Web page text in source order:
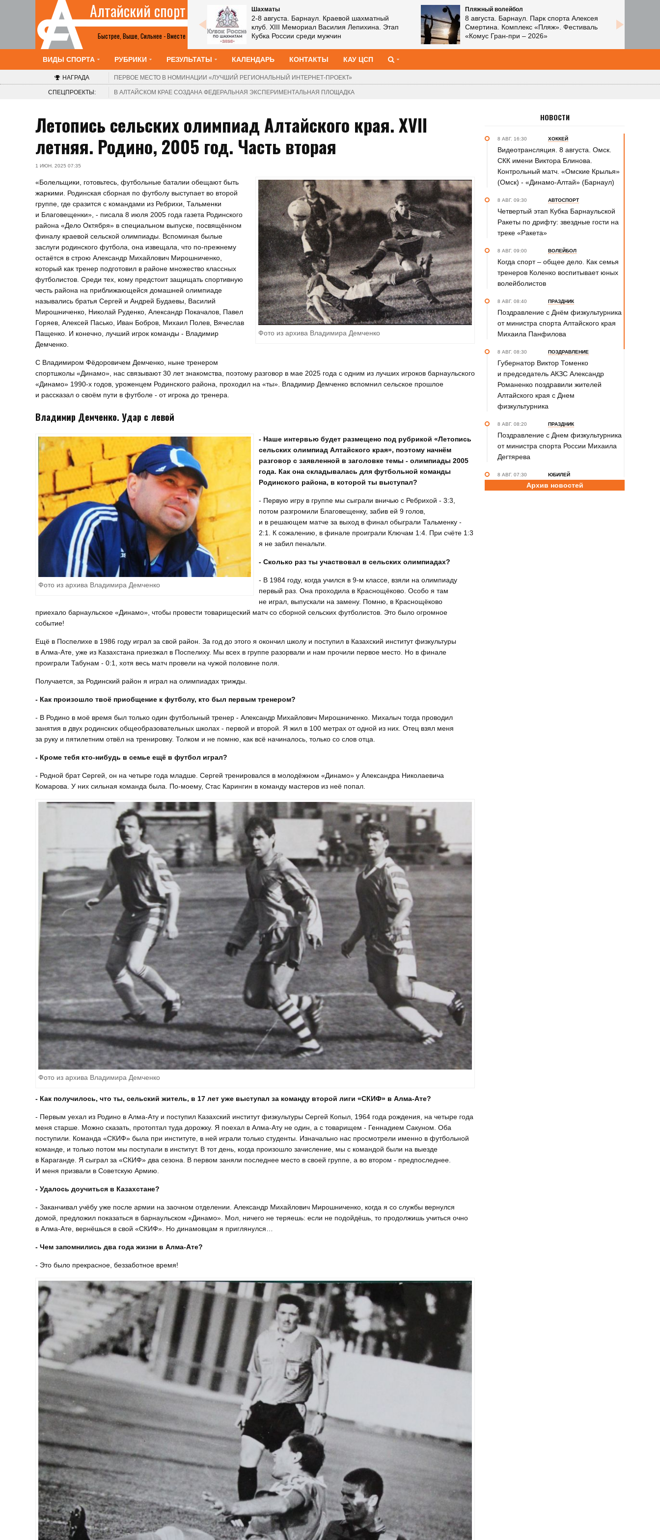
Быстрее, Выше, Сильнее - Вместе
Алтайский спорт
Шахматы
2-8 августа. Барнаул. Краевой шахматный
клуб. V турнир «Красоты Алтая». Этап Кубка
России среди женщин
Шахматы
2-8 августа. Барнаул. Краевой шахматный
клуб. XIII Мемориал Василия Лепихина. Этап
Кубка России среди мужчин
Пляжный волейбол
8 августа. Барнаул. Парк спорта Алексея
Смертина. Комплекс «Пляж». Фестиваль
«Комус Гран-при – 2026»
ВИДЫ СПОРТА РУБРИКИ РЕЗУЛЬТАТЫ КАЛЕНДАРЬ КОНТАКТЫ КАУ ЦСП
НАГРАДА ПЕРВОЕ МЕСТО В НОМИНАЦИИ «ЛУЧШИЙ РЕГИОНАЛЬНЫЙ ИНТЕРНЕТ-ПРОЕКТ»
СПЕЦПРОЕКТЫ: В АЛТАЙСКОМ КРАЕ СОЗДАНА ФЕДЕРАЛЬНАЯ ЭКСПЕРИМЕНТАЛЬНАЯ ПЛОЩАДКА
Летопись сельских олимпиад Алтайского края. XVII
летняя. Родино, 2005 год. Часть вторая
1 ИЮН. 2025 07:35
Фото из архива Владимира Демченко
«Болельщики, готовьтесь, футбольные баталии обещают быть
жаркими. Родинская сборная по футболу выступает во второй
группе, где сразится с командами из Ребрихи, Тальменки
и Благовещенки», - писала 8 июля 2005 года газета Родинского
района «Дело Октября» в специальном выпуске, посвящённом
финалу краевой сельской олимпиады. Вспоминая былые
заслуги родинского футбола, она извещала, что по-прежнему
остаётся в строю Александр Михайлович Мирошниченко,
который как тренер подготовил в районе множество классных
футболистов. Среди тех, кому предстоит защищать спортивную
честь района на приближающейся домашней олимпиаде
назывались братья Сергей и Андрей Будаевы, Василий
Мирошниченко, Николай Руденко, Александр Покачалов, Павел
Горяев, Алексей Пасько, Иван Бобров, Михаил Полев, Вячеслав
Пащенко. И конечно, лучший игрок команды - Владимир
Демченко.
С Владимиром Фёдоровичем Демченко, ныне тренером
спортшколы «Динамо», нас связывают 30 лет знакомства, поэтому разговор в мае 2025 года с одним из лучших игроков барнаульского
«Динамо» 1990-х годов, уроженцем Родинского района, проходил на «ты». Владимир Демченко вспомнил сельское прошлое
и рассказал о своём пути в футболе - от игрока до тренера.
Владимир Демченко. Удар с левой
Фото из архива Владимира Демченко
- Наше интервью будет размещено под рубрикой «Летопись
сельских олимпиад Алтайского края», поэтому начнём
разговор с заявленной в заголовке темы - олимпиады 2005
года. Как она складывалась для футбольной команды
Родинского района, в которой ты выступал?
- Первую игру в группе мы сыграли вничью с Ребрихой - 3:3,
потом разгромили Благовещенку, забив ей 9 голов,
и в решающем матче за выход в финал обыграли Тальменку -
2:1. К сожалению, в финале проиграли Ключам 1:4. При счёте 1:3
я не забил пенальти.
- Сколько раз ты участвовал в сельских олимпиадах?
- В 1984 году, когда учился в 9-м классе, взяли на олимпиаду
первый раз. Она проходила в Краснощёково. Особо я там
не играл, выпускали на замену. Помню, в Краснощёково
приехало барнаульское «Динамо», чтобы провести товарищеский матч со сборной сельских футболистов. Это было огромное
событие!
Ещё в Поспелихе в 1986 году играл за свой район. За год до этого я окончил школу и поступил в Казахский институт физкультуры
в Алма-Ате, уже из Казахстана приезжал в Поспелиху. Мы всех в группе разорвали и нам прочили первое место. Но в финале
проиграли Табунам - 0:1, хотя весь матч провели на чужой половине поля.
Получается, за Родинский район я играл на олимпиадах трижды.
- Как произошло твоё приобщение к футболу, кто был первым тренером?
- В Родино в моё время был только один футбольный тренер - Александр Михайлович Мирошниченко. Михалыч тогда проводил
занятия в двух родинских общеобразовательных школах - первой и второй. Я жил в 100 метрах от одной из них. Отец взял меня
за руку и пятилетним отвёл на тренировку. Толком и не помню, как всё начиналось, только со слов отца.
- Кроме тебя кто-нибудь в семье ещё в футбол играл?
- Родной брат Сергей, он на четыре года младше. Сергей тренировался в молодёжном «Динамо» у Александра Николаевича
Комарова. У них сильная команда была. По-моему, Стас Карингин в команду мастеров из неё попал.
Фото из архива Владимира Демченко
- Как получилось, что ты, сельский житель, в 17 лет уже выступал за команду второй лиги «СКИФ» в Алма-Ате?
- Первым уехал из Родино в Алма-Ату и поступил Казахский институт физкультуры Сергей Копыл, 1964 года рождения, на четыре года
меня старше. Можно сказать, протоптал туда дорожку. Я поехал в Алма-Ату не один, а с товарищем - Геннадием Сакуном. Оба
поступили. Команда «СКИФ» была при институте, в ней играли только студенты. Изначально нас просмотрели именно в футбольной
команде, и только потом мы поступали в институт. В тот день, когда произошло зачисление, мы с командой были на выезде
в Караганде. Я сыграл за «СКИФ» два сезона. В первом заняли последнее место в своей группе, а во втором - предпоследнее.
И меня призвали в Советскую Армию.
- Удалось доучиться в Казахстане?
- Заканчивал учёбу уже после армии на заочном отделении. Александр Михайлович Мирошниченко, когда я со службы вернулся
домой, предложил показаться в барнаульском «Динамо». Мол, ничего не теряешь: если не подойдёшь, то продолжишь учиться очно
в Алма-Ате, вернёшься в свой «СКИФ». Но динамовцам я приглянулся…
- Чем запомнились два года жизни в Алма-Ате?
- Это было прекрасное, беззаботное время!
НОВОСТИ
8 АВГ. 16:30 ХОККЕЙ
Видеотрансляция. 8 августа. Омск.
СКК имени Виктора Блинова.
Контрольный матч. «Омские Крылья»
(Омск) - «Динамо-Алтай» (Барнаул)
8 АВГ. 09:30 АВТОСПОРТ
Четвертый этап Кубка Барнаульской
Ракеты по дрифту: звездные гости на
треке «Ракета»
8 АВГ. 09:00 ВОЛЕЙБОЛ
Когда спорт – общее дело. Как семья
тренеров Коленко воспитывает юных
волейболистов
8 АВГ. 08:40 ПРАЗДНИК
Поздравление с Днём физкультурника
от министра спорта Алтайского края
Михаила Панфилова
8 АВГ. 08:30 ПОЗДРАВЛЕНИЕ
Губернатор Виктор Томенко
и председатель АКЗС Александр
Романенко поздравили жителей
Алтайского края с Днем
физкультурника
8 АВГ. 08:20 ПРАЗДНИК
Поздравление с Днем физкультурника
от министра спорта России Михаила
Дегтярева
8 АВГ. 07:30 ЮБИЛЕЙ
Базовый элемент. Александру
Архив новостей